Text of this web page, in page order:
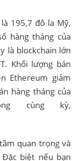
195,7 đô la Mỹ,
hàng tháng của
là blockchain lớn
Khối lượng bán
Ethereum giảm
hàng tháng của
cùng kỳ,
quan trọng và
biệt nếu bạn